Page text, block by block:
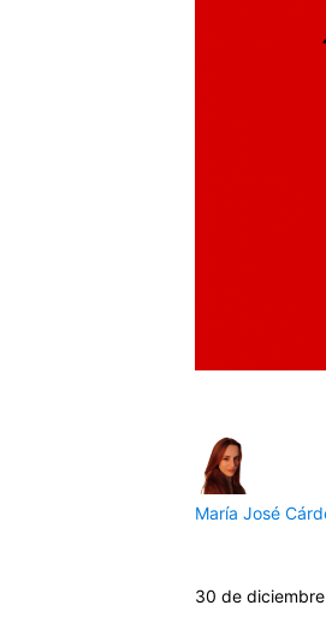
María José
30 de